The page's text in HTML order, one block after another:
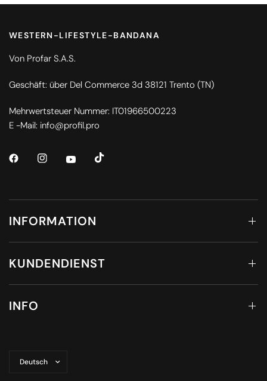
WESTERN-LIFESTYLE-BANDANA
Von Profar S.A.S.
Geschäft: über Del Commerce 3d 38121 Trento (TN)
Mehrwertsteuer Nummer: IT01966500223
E -Mail: info@profil.pro
INFORMATION
KUNDENDIENST
INFO
aktualisieren